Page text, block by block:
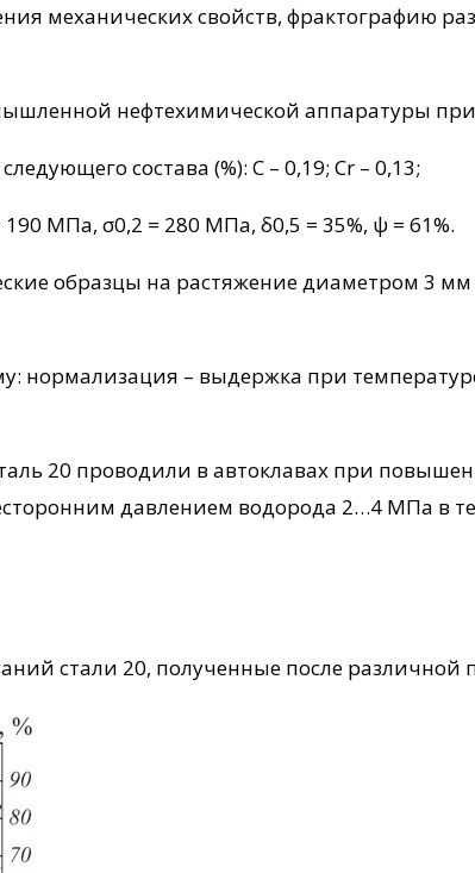
механических свойств, фрактографию
нефтехимической аппаратуры
состава (%): С – 0,19; Cr – 0,13;
190 МПа, σ0,2 = 280 МПа, δ0,5 = 35%, ψ = 61%.
образцы на растяжение диаметром 3
– выдержка при
20 проводили в автоклавах при
давлением водорода 2…4 МПа в
стали 20, полученные после